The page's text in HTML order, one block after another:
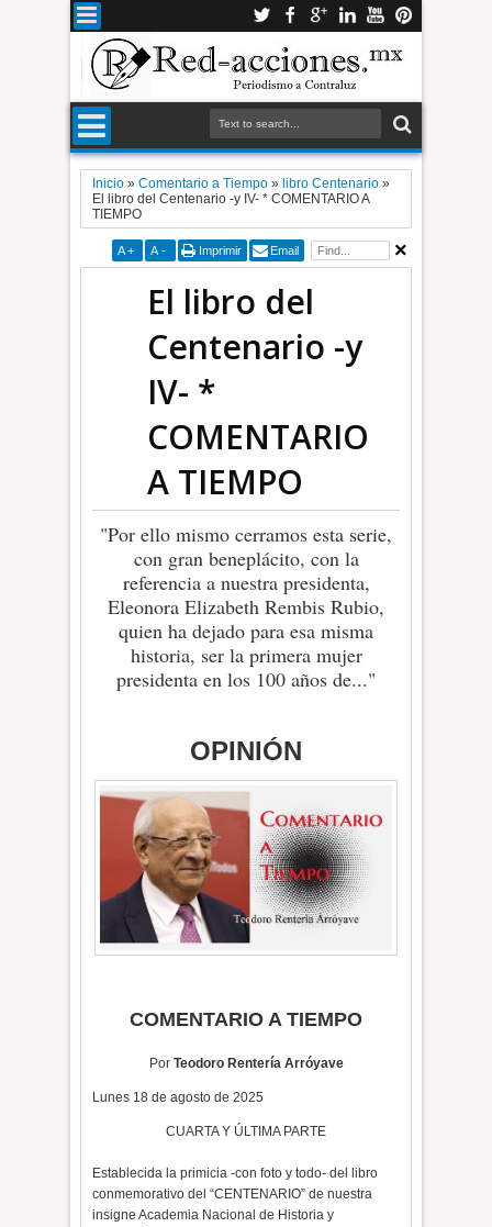
Inicio »Comentario a Tiempo » libro Centenario »
El libro del Centenario -y IV- * COMENTARIO A
TIEMPO
A + A - Imprimir Email
El libro del
Centenario -y
IV- *
COMENTARIO
A TIEMPO
"Por ello mismo cerramos esta serie,
con gran beneplácito, con la
referencia a nuestra presidenta,
Eleonora Elizabeth Rembis Rubio,
quien ha dejado para esa misma
historia, ser la primera mujer
presidenta en los 100 años de..."
OPINIÓN
COMENTARIO A TIEMPO
Por Teodoro Rentería Arróyave
Lunes 18 de agosto de 2025
CUARTA Y ÚLTIMA PARTE
Establecida la primicia -con foto y todo- del libro
conmemorativo del “CENTENARIO” de nuestra
insigne Academia Nacional de Historia y